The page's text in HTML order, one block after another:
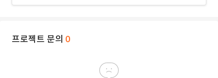
프로젝트 문의 0